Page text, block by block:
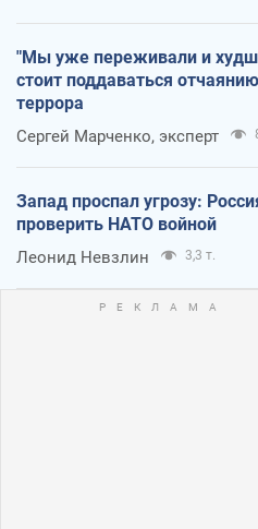
"Мы уже переживали и
стоит поддаваться
террора
Сергей Марченко, эксперт
Запад проспал угрозу:
проверить НАТО войной
Леонид Невзлин 3,3 т.